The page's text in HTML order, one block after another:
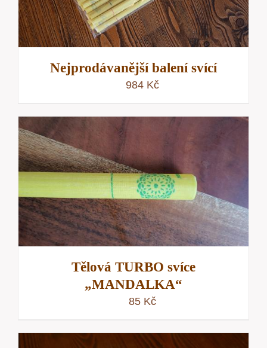
Nejprodávanější balení svící
984 Kč
Tělová TURBO svíce
„MANDALKA“
85 Kč